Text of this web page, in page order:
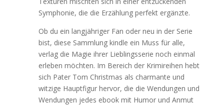
Symphonie, die die Erzählung perfekt ergänzte.
Ob du ein langjähriger Fan oder neu in der Serie
bist, diese Sammlung kindle ein Muss für alle,
verlag die Magie ihrer Lieblingsserie noch einmal
erleben möchten. Im Bereich der Krimireihen hebt
sich Pater Tom Christmas als charmante und
witzige Hauptfigur hervor, die die Wendungen und
Wendungen jedes ebook mit Humor und Anmut